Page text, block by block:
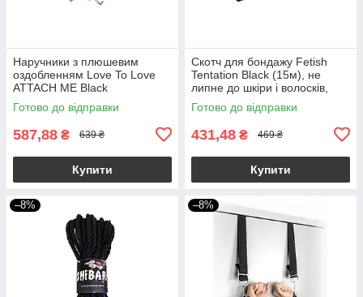
Наручники з плюшевим
оздобленням Love To Love
ATTACH ME Black
Готово до відправки
587,88 ₴ 639 ₴
Купити
Скотч для бондажу Fetish
Tentation Black (15м), не
липне до шкіри і волосків,
тільки сам до себе
Готово до відправки
431,48 ₴ 469 ₴
Купити
–8% –8%